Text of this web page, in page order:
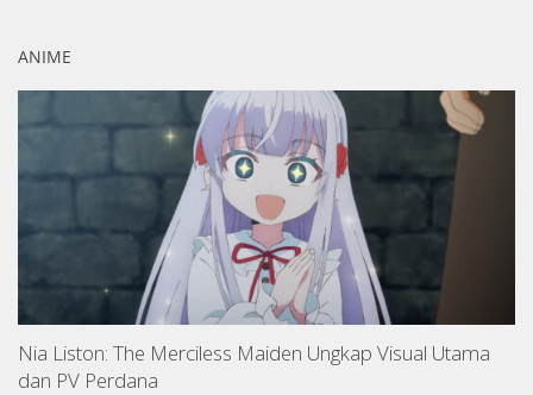
ANIME
Nia Liston: The Merciless Maiden Ungkap Visual Utama
dan PV Perdana